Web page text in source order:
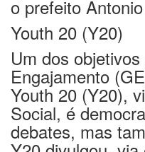
o prefeito
Youth 20 (Y20)
Um dos
Engajamento
Youth 20 (Y20),
Social, é
debates, mas